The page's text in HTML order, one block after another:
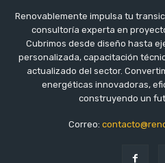
Renovablemente impulsa tu
consultoría experta en
Cubrimos desde diseño hasta
personalizada, capacitación
actualizado del sector.
energéticas innovadoras,
construyendo un
Correo: